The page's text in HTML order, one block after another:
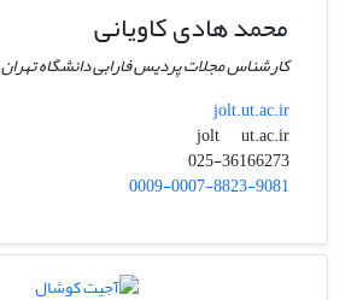
محمد هادی کاویانی
کارشناس مجلات پردیس فارابی دانشگاه تهران
jolt.ut.ac.ir
jolt
ut.ac.ir
025-36166273
0009-0007-8823-9081